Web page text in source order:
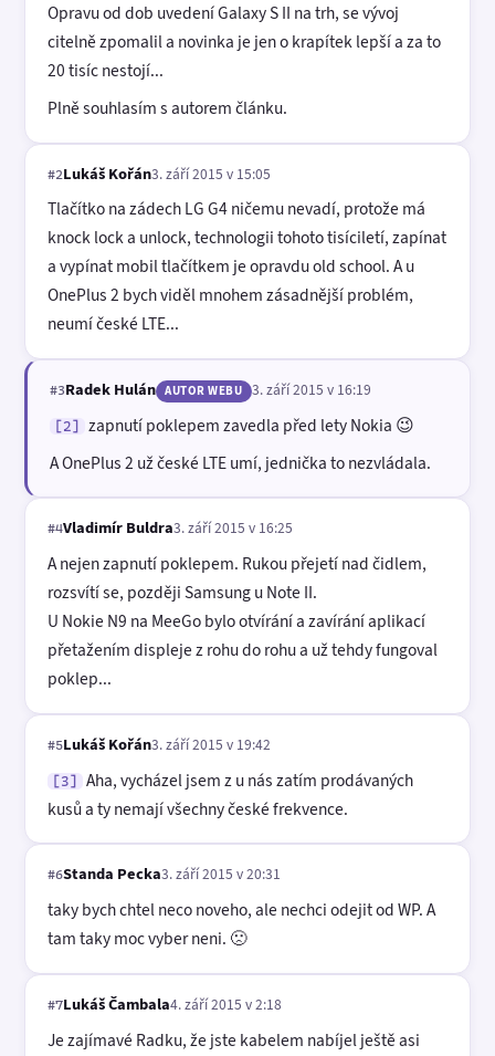
Opravu od dob uvedení Galaxy S II na trh, se vývoj
citelně zpomalil a novinka je jen o krapítek lepší a za to
20 tisíc nestojí...
Plně souhlasím s autorem článku.
#2Lukáš Kořán3. září 2015 v 15:05
Tlačítko na zádech LG G4 ničemu nevadí, protože má
knock lock a unlock, technologii tohoto tisíciletí, zapínat
a vypínat mobil tlačítkem je opravdu old school. A u
OnePlus 2 bych viděl mnohem zásadnější problém,
neumí české LTE...
#3Radek Hulán AUTOR WEBU 3. září 2015 v 16:19
[2]
zapnutí poklepem zavedla před lety Nokia 😉
A OnePlus 2 už české LTE umí, jednička to nezvládala.
#4Vladimír Buldra3. září 2015 v 16:25
A nejen zapnutí poklepem. Rukou přejetí nad čidlem,
rozsvítí se, později Samsung u Note II.
U Nokie N9 na MeeGo bylo otvírání a zavírání aplikací
přetažením displeje z rohu do rohu a už tehdy fungoval
poklep...
#5Lukáš Kořán3. září 2015 v 19:42
[3]
Aha, vycházel jsem z u nás zatím prodávaných
kusů a ty nemají všechny české frekvence.
#6Standa Pecka3. září 2015 v 20:31
taky bych chtel neco noveho, ale nechci odejit od WP. A
tam taky moc vyber neni. 🙁
#7Lukáš Čambala4. září 2015 v 2:18
Je zajímavé Radku, že jste kabelem nabíjel ještě asi